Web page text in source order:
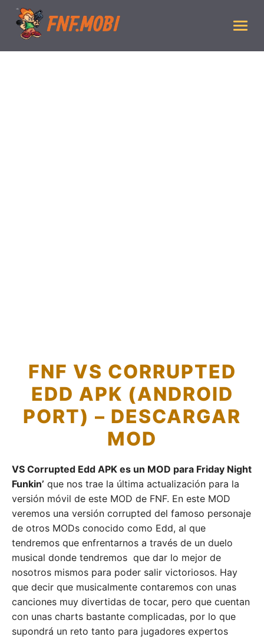
FNF VS CORRUPTED
EDD APK (ANDROID
PORT) – DESCARGAR
MOD
VS Corrupted Edd APK es un MOD para Friday Night
Funkin’ que nos trae la última actualización para la
versión móvil de este MOD de FNF. En este MOD
veremos una versión corrupted del famoso personaje
de otros MODs conocido como Edd, al que
tendremos que enfrentarnos a través de un duelo
musical donde tendremos que dar lo mejor de
nosotros mismos para poder salir victoriosos. Hay
que decir que musicalmente contaremos con unas
canciones muy divertidas de tocar, pero que cuentan
con unas charts bastante complicadas, por lo que
supondrá un reto tanto para jugadores expertos